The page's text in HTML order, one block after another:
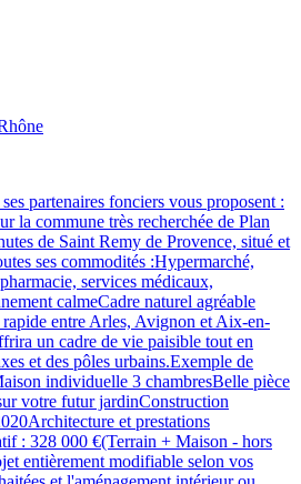
partenaires fonciers vous proposent :
la commune très recherchée de Plan
de Saint Remy de Provence, situé et
ses commodités :Hypermarché,
services médicaux,
calmeCadre naturel agréable
rapide entre Arles, Avignon et Aix-en-
un cadre de vie paisible tout en
et des pôles urbains.Exemple de
individuelle 3 chambresBelle pièce
votre futur jardinConstruction
et prestations
: 328 000 €(Terrain + Maison - hors
entièrement modifiable selon vos